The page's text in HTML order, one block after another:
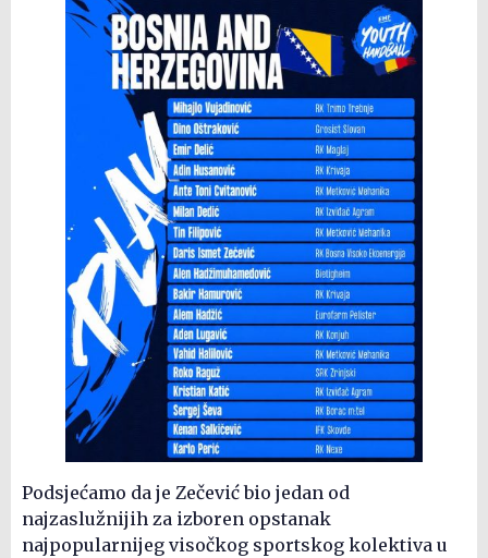
Podsjećamo da je Zečević bio jedan od
najzaslužnijih za izboren opstanak
najpopularnijeg visočkog sportskog kolektiva u